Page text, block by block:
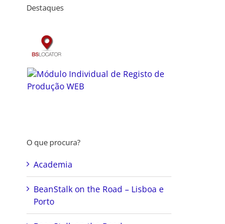
Destaques
O que procura?
Academia
BeanStalk on the Road – Lisboa e
Porto